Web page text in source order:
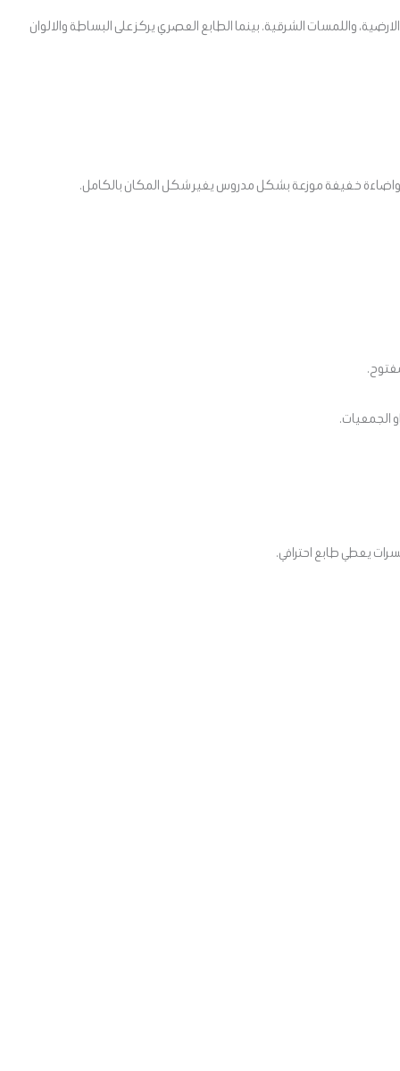
واللمسات الشرقية. بينما الطابع العصري يركز على البساطة والالوان
واضاءة خفيفة موزعة بشكل مدروس يغير شكل المكان بالكامل.
الجمعيات.
يعطي طابع احترافي.